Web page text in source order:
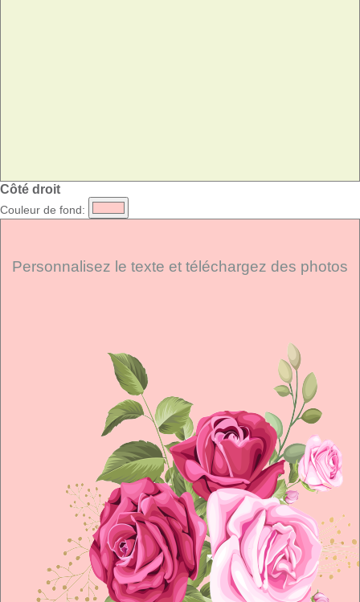
Côté droit
Couleur de fond:
Personnalisez le texte et téléchargez des photos